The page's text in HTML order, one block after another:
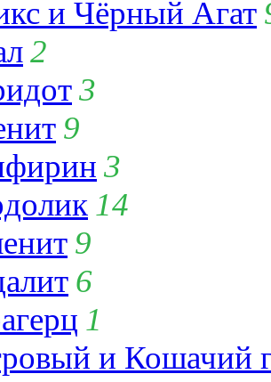
и Чёрный Агат
2
3
9
3
14
9
6
1
и Кошачий